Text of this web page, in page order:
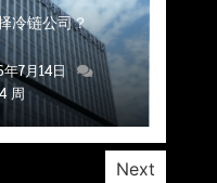
如何破解冻品食材
7月14日
4 周
冷链配送如何打通
7月14日
4 周
冷链公司？
7月14日
4 周
锁？冻品食材流通
7月14日
4 周
值与落地实践解析
7月14日
4 周
时效、低成本如何
7月14日
4 周
码，餐饮连锁如何
7月14日
4 周
Next